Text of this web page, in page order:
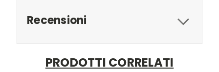
Recensioni
PRODOTTI CORRELATI